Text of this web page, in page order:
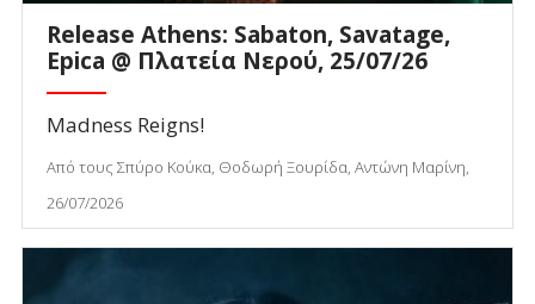
Release Athens: Sabaton, Savatage,
Epica @ Πλατεία Νερού, 25/07/26
Madness Reigns!
Από τους Σπύρο Κούκα, Θοδωρή Ξουρίδα, Αντώνη Μαρίνη,
26/07/2026